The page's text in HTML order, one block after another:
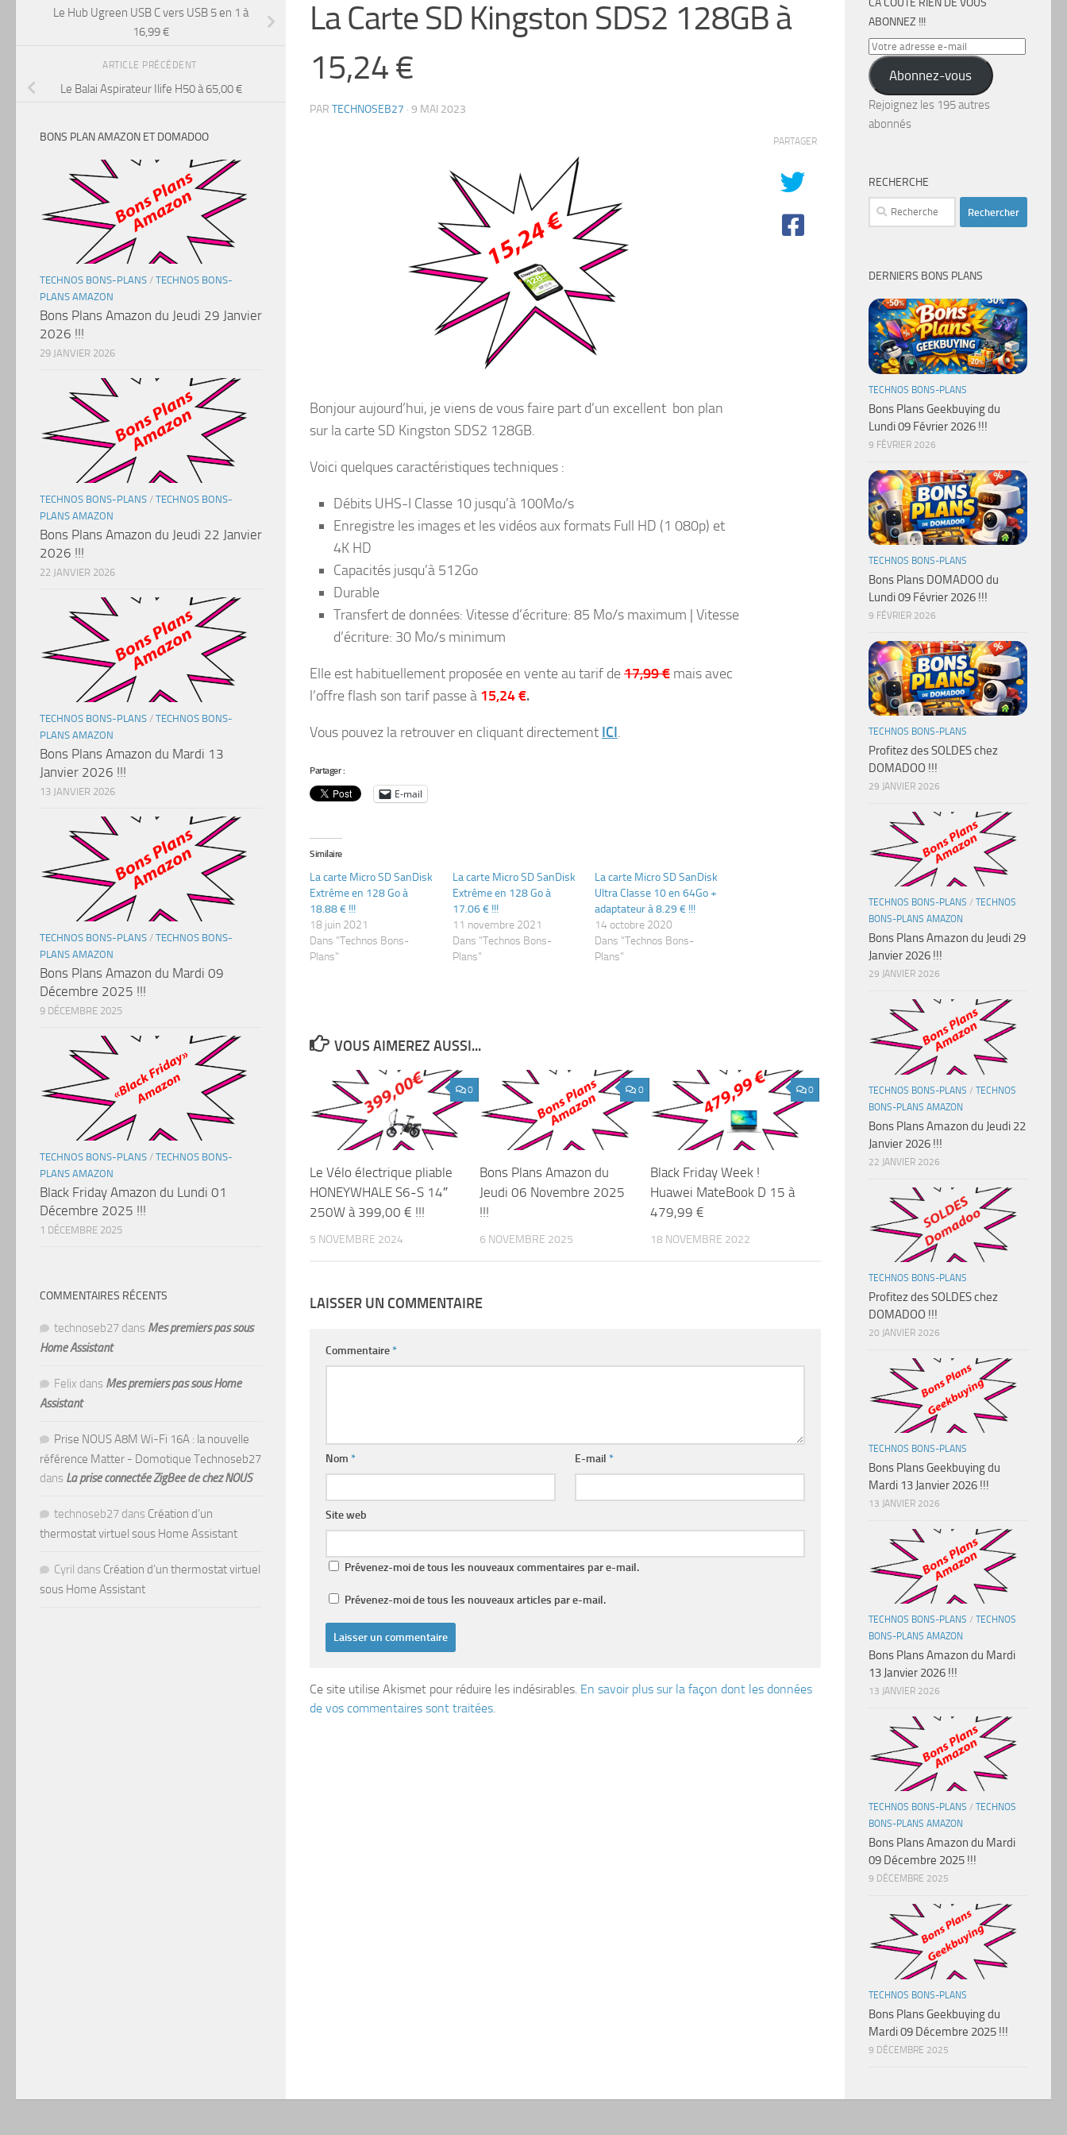
La Carte SD Kingston SDS2 128GB à
15,24 €
PAR TECHNOSEB27 · 9 MAI 2023
Bonjour aujourd’hui, je viens de vous faire part d’un excellent bon plan
sur la carte SD Kingston SDS2 128GB.
Voici quelques caractéristiques techniques :
Débits UHS-I Classe 10 jusqu’à 100Mo/s
Enregistre les images et les vidéos aux formats Full HD (1 080p) et
4K HD
Capacités jusqu’à 512Go
Durable
Transfert de données: Vitesse d’écriture: 85 Mo/s maximum | Vitesse
d’écriture: 30 Mo/s minimum
Elle est habituellement proposée en vente au tarif de17,99 € mais avec
l’offre flash son tarif passe à 15,24 €.
Vous pouvez la retrouver en cliquant directement ICI.
Partager :
E-mail
Similaire
La carte Micro SD SanDisk
Extrême en 128 Go à
18.88 € !!!
18 juin 2021
Dans "Technos Bons-
Plans"
La carte Micro SD SanDisk
Extrême en 128 Go à
17.06 € !!!
11 novembre 2021
Dans "Technos Bons-
Plans"
La carte Micro SD SanDisk
Ultra Classe 10 en 64Go +
adaptateur à 8.29 € !!!
14 octobre 2020
Dans "Technos Bons-
Plans"
PARTAGER
VOUS AIMEREZ AUSSI...
0
Le Vélo électrique pliable
HONEYWHALE S6-S 14″
250W à 399,00 € !!!
5 NOVEMBRE 2024
0
Bons Plans Amazon du
Jeudi 06 Novembre 2025
!!!
6 NOVEMBRE 2025
0
Black Friday Week !
Huawei MateBook D 15 à
479,99 €
18 NOVEMBRE 2022
LAISSER UN COMMENTAIRE
Commentaire*
Nom * E-mail*
Site web
Prévenez-moi de tous les nouveaux commentaires par e-mail.
Prévenez-moi de tous les nouveaux articles par e-mail.
Ce site utilise Akismet pour réduire les indésirables. En savoir plus sur la façon dont les données
de vos commentaires sont traitées
Le Hub Ugreen USB C vers USB 5 en 1 à
16,99 €
ARTICLE PRÉCÉDENT
Le Balai Aspirateur Ilife H50 à 65,00 €
BONS PLAN AMAZON ET DOMADOO
TECHNOS BONS-PLANS / TECHNOS BONS-
PLANS AMAZON
Bons Plans Amazon du Jeudi 29 Janvier
2026 !!!
29 JANVIER 2026
TECHNOS BONS-PLANS / TECHNOS BONS-
PLANS AMAZON
Bons Plans Amazon du Jeudi 22 Janvier
2026 !!!
22 JANVIER 2026
TECHNOS BONS-PLANS / TECHNOS BONS-
PLANS AMAZON
Bons Plans Amazon du Mardi 13
Janvier 2026 !!!
13 JANVIER 2026
TECHNOS BONS-PLANS / TECHNOS BONS-
PLANS AMAZON
Bons Plans Amazon du Mardi 09
Décembre 2025 !!!
9 DÉCEMBRE 2025
TECHNOS BONS-PLANS / TECHNOS BONS-
PLANS AMAZON
Black Friday Amazon du Lundi 01
Décembre 2025 !!!
1 DÉCEMBRE 2025
COMMENTAIRES RÉCENTS
technoseb27 dans Mes premiers pas sous
Home Assistant
Felix dans Mes premiers pas sous Home
Assistant
Prise NOUS A8M Wi-Fi 16A : la nouvelle
référence Matter - Domotique Technoseb27
dans La prise connectée ZigBee de chez NOUS
technoseb27 dans Création d’un
thermostat virtuel sous Home Assistant
Cyril dans Création d’un thermostat virtuel
sous Home Assistant
CA COÛTE RIEN DE VOUS
ABONNEZ !!!
Votre
adresse
e-
mail
Abonnez-vous
Rejoignez les 195 autres
abonnés
RECHERCHE
Rechercher :
DERNIERS BONS PLANS
TECHNOS BONS-PLANS
Bons Plans Geekbuying du
Lundi 09 Février 2026 !!!
9 FÉVRIER 2026
TECHNOS BONS-PLANS
Bons Plans DOMADOO du
Lundi 09 Février 2026 !!!
9 FÉVRIER 2026
TECHNOS BONS-PLANS
Profitez des SOLDES chez
DOMADOO !!!
29 JANVIER 2026
TECHNOS BONS-PLANS / TECHNOS
BONS-PLANS AMAZON
Bons Plans Amazon du Jeudi 29
Janvier 2026 !!!
29 JANVIER 2026
TECHNOS BONS-PLANS / TECHNOS
BONS-PLANS AMAZON
Bons Plans Amazon du Jeudi 22
Janvier 2026 !!!
22 JANVIER 2026
TECHNOS BONS-PLANS
Profitez des SOLDES chez
DOMADOO !!!
20 JANVIER 2026
TECHNOS BONS-PLANS
Bons Plans Geekbuying du
Mardi 13 Janvier 2026 !!!
13 JANVIER 2026
TECHNOS BONS-PLANS / TECHNOS
BONS-PLANS AMAZON
Bons Plans Amazon du Mardi
13 Janvier 2026 !!!
13 JANVIER 2026
TECHNOS BONS-PLANS / TECHNOS
BONS-PLANS AMAZON
Bons Plans Amazon du Mardi
09 Décembre 2025 !!!
9 DÉCEMBRE 2025
TECHNOS BONS-PLANS
Bons Plans Geekbuying du
Mardi 09 Décembre 2025 !!!
9 DÉCEMBRE 2025